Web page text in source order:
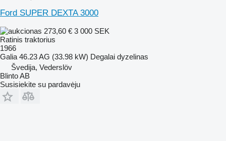
Ford SUPER DEXTA 3000
273,60 € 3 000 SEK
Ratinis traktorius
1966
Galia 46.23 AG (33.98 kW) Degalai dyzelinas
Švedija, Vederslöv
Blinto AB
Susisiekite su pardavėju